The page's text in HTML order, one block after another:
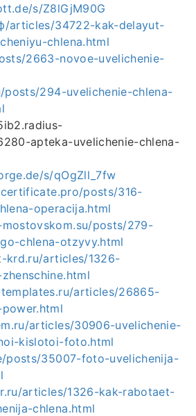
s/Z8lGjM90G
articles/34722-kak-delayut-
chlena.html
2663-novoe-uvelichenie-
294-uvelichenie-chlena-
apteka-uvelichenie-chlena-
s/qOgZll_7fw
posts/316-
operacija.html
posts/279-
chlena-otzyvy.html
krd.ru/articles/1326-
articles/26865-
articles/30906-uvelichenie-
kislotoi-foto.html
posts/35007-foto-uvelichenija-
articles/1326-kak-rabotaet-
chlena.html